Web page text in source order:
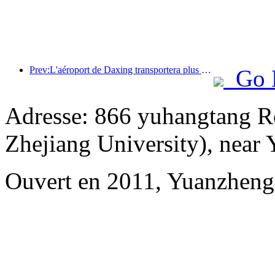
Prev:L'aéroport de Daxing transportera plus de 1,3 million de passagers pendant les vacances de la « Fête nationale » en 2025
Go
Adresse: 866 yuhangtang
Zhejiang University), near
Ouvert en 2011,